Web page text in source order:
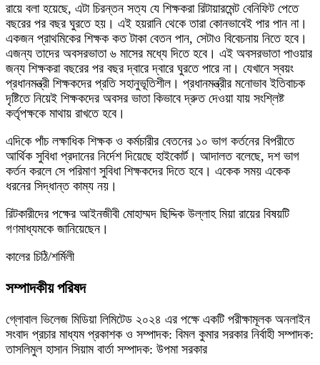
রায়ে বলা হয়েছে, এটা চিরন্তন সত্য যে শিক্ষকরা রিটায়ারমেন্ট বেনিফিট পেতে
বছরের পর বছর ঘুরতে হয়। এই হয়রানি থেকে তারা কোনভাবেই পার পান না।
একজন প্রাথমিকের শিক্ষক কত টাকা বেতন পান, সেটাও বিবেচনায় নিতে হবে।
এজন্য তাদের অবসরভাতা ৬ মাসের মধ্যে দিতে হবে। এই অবসরভাতা পাওয়ার
জন্য শিক্ষকরা বছরের পর বছর দ্বারে দ্বারে ঘুরতে পারে না। যেখানে স্বয়ং
প্রধানমন্ত্রী শিক্ষকদের প্রতি সহানুভূতিশীল। প্রধানমন্ত্রীর মনোভাব ইতিবাচক
দৃষ্টিতে নিয়েই শিক্ষকদের অবসর ভাতা কিভাবে দ্রুত দেওয়া যায় সংশ্লিষ্ট
কর্তৃপক্ষকে মাথায় রাখতে হবে।
এদিকে পাঁচ লক্ষাধিক শিক্ষক ও কর্মচারীর বেতনের ১০ ভাগ কর্তনের বিপরীতে
আর্থিক সুবিধা প্রদানের নির্দেশ দিয়েছে হাইকোর্ট। আদালত বলেছে, দশ ভাগ
কর্তন করলে সে পরিমাণ সুবিধা শিক্ষকদের দিতে হবে। একেক সময় একেক
ধরনের সিদ্ধান্ত কাম্য নয়।
রিটকারীদের পক্ষের আইনজীবী মোহাম্মদ ছিদ্দিক উল্লাহ মিয়া রায়ের বিষয়টি
গণমাধ্যমকে জানিয়েছেন।
কালের চিঠি/শর্মিলী
সম্পাদকীয় পরিষদ
গ্লোবাল ভিলেজ মিডিয়া লিমিটেড ২০২৪ এর পক্ষে একটি পরীক্ষামূলক অনলাইন
সংবাদ প্রচার মাধ্যম প্রকাশক ও সম্পাদক: বিমল কুমার সরকার নির্বাহী সম্পাদক:
তাসলিমুল হাসান সিয়াম বার্তা সম্পাদক: উপমা সরকার